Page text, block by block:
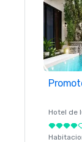
Hotel de